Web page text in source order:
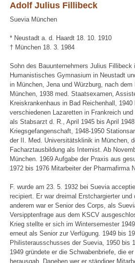
Adolf Julius Fillibeck
Suevia München
* Neustadt a. d. Haardt 18. 10. 1910
† München 18. 3. 1984
Sohn des Bauunternehmers Julius Fillibeck
Humanistisches Gymnasium in Neustadt
in München, Jena und Würzburg, nach
München, 1938 med. Staatsexamen,
Kreiskrankenhaus in Bad Reichenhall,
verschiedenen Lazaretten in Frankreich
als Stabsarzt d. R., April 1945 bis April
Kriegsgefangenschaft, 1948-1950
der II. Med. Universitätsklinik in München,
Facharztausbildung als Internist. Ab
München. 1969 Aufgabe der Praxis aus
1972 bis 1976 Mitarbeiter der Pharmafirma
F. wurde am 23. 5. 1932 bei Suevia
recipiert. Er war dreimal Erstchargierter und
anderem war er Senior des Corps, als
Versipptenfrage aus dem KSCV
Krieg stellte er sich im Wintersemester
erneut als Senior zur Verfügung. 1949 bis
Philisterausschusses der Suevia, 1950 bis
1949 gründete er die Schwabenbriefe, die
herausgab. Daneben wer er ständiger